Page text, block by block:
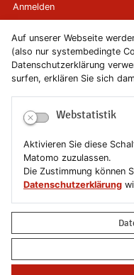
Auf unserer Webseite
(also nur systembedingte
Datenschutzerklärung
surfen, erklären Sie sich
Webstatistik
Aktivieren Sie diese
Matomo zuzulassen.
Die Zustimmung können
Datenschutzerklärung
Anmelden
Kontakt
Newsletter
Datenschutzerklärung
Sitemap